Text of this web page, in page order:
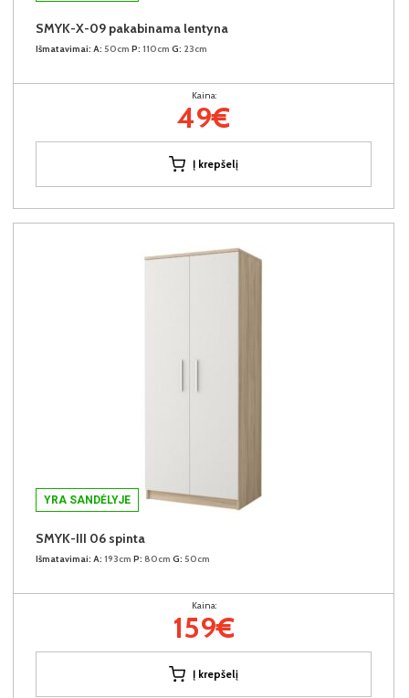
SMYK-X-09 pakabinama lentyna
Išmatavimai: A: 50cm P: 110cm G: 23cm
Kaina:
49€
Į krepšelį
YRA SANDĖLYJE
SMYK-III 06 spinta
Išmatavimai: A: 193cm P: 80cm G: 50cm
Kaina:
159€
Į krepšelį